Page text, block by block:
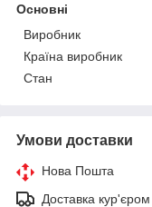
Основні
Виробник
Країна виробник
Стан
Умови доставки
Нова Пошта
Доставка кур'єром